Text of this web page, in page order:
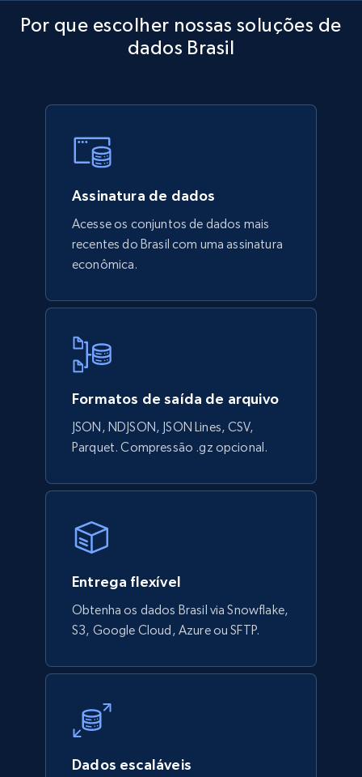
Por que escolher nossas soluções de
dados Brasil
Assinatura de dados
Acesse os conjuntos de dados mais
recentes do Brasil com uma assinatura
econômica.
Formatos de saída de arquivo
JSON, NDJSON, JSON Lines, CSV,
Parquet. Compressão .gz opcional.
Entrega flexível
Obtenha os dados Brasil via Snowflake,
S3, Google Cloud, Azure ou SFTP.
Dados escaláveis